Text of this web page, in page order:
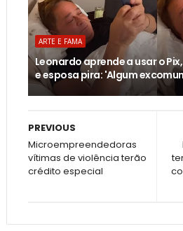
ARTE E FAMA
Leonardo aprende a usar o
e esposa pira: 'Algum
PREVIOUS
Microempreendedoras
vítimas de violência terão
crédito especial